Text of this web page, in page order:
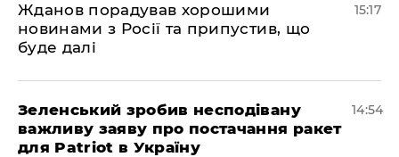
Жданов порадував хорошими
новинами з Росії та припустив, що
буде далі
15:17
Зеленський зробив несподівану
важливу заяву про постачання ракет
для Patriot в Україну
14:54